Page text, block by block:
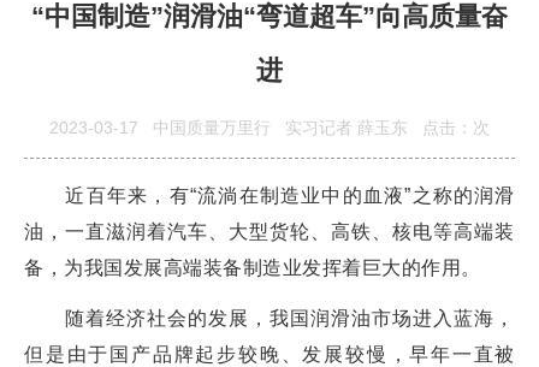
“中国制造”润滑油“弯道超车”向高质量奋
进
2023-03-17 中国质量万里行 实习记者 薛玉东 点击： 次
近百年来，有“流淌在制造业中的血液”之称的润滑
油，一直滋润着汽车、大型货轮、高铁、核电等高端装
备，为我国发展高端装备制造业发挥着巨大的作用。
随着经济社会的发展，我国润滑油市场进入蓝海，
但是由于国产品牌起步较晚、发展较慢，早年一直被